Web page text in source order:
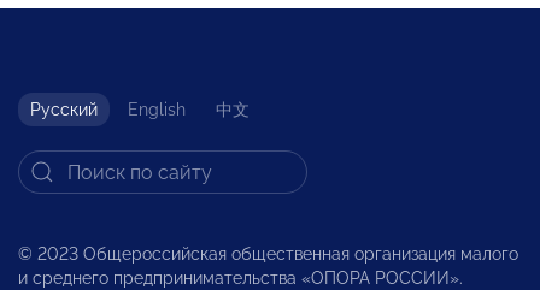
Русский English 中文
© 2023 Общероссийская общественная организация малого
и среднего предпринимательства «ОПОРА РОССИИ».